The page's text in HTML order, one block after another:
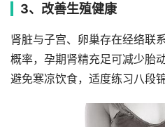
3、改善生殖健康
肾脏与子宫、卵巢存在经络联
概率，孕期肾精充足可减少胎
避免寒凉饮食，适度练习八段